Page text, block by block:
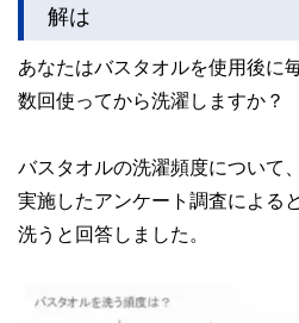
解は
あなたはバスタオルを使用後に
数回使ってから洗濯しますか？
バスタオルの洗濯頻度について
実施したアンケート調査による
洗うと回答しました。